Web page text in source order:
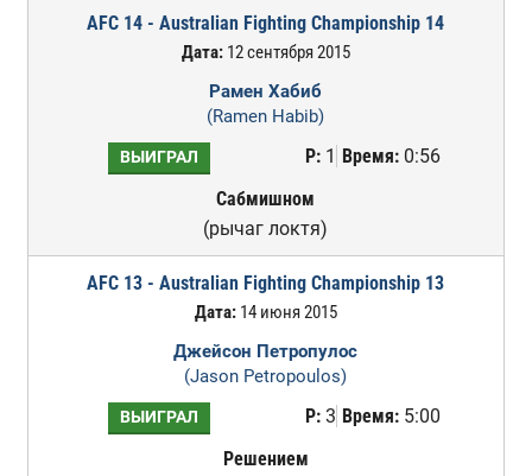
AFC 14 - Australian Fighting Championship 14
Дата:12 сентября 2015
Рамен Хабиб
(Ramen Habib)
ВЫИГРАЛ Р:1 Время:0:56
Сабмишном
(рычаг локтя)
AFC 13 - Australian Fighting Championship 13
Дата:14 июня 2015
Джейсон Петропулос
(Jason Petropoulos)
ВЫИГРАЛ Р:3 Время:5:00
Решением